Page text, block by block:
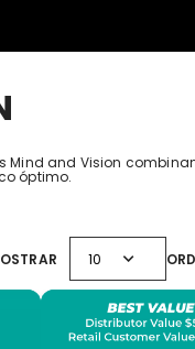
and Vision
óptimo.
10 expand_more